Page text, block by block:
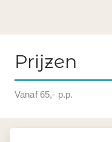
Prijzen
Vanaf 65,- p.p.